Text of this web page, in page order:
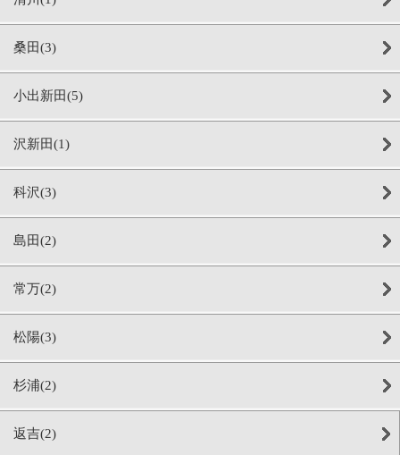
桑田(3)
小出新田(5)
沢新田(1)
科沢(3)
島田(2)
常万(2)
松陽(3)
杉浦(2)
返吉(2)